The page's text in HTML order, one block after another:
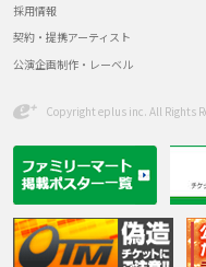
採用情報
契約・提携アーティスト
公演企画制作・レーベル
Copyright eplus inc. All Rights